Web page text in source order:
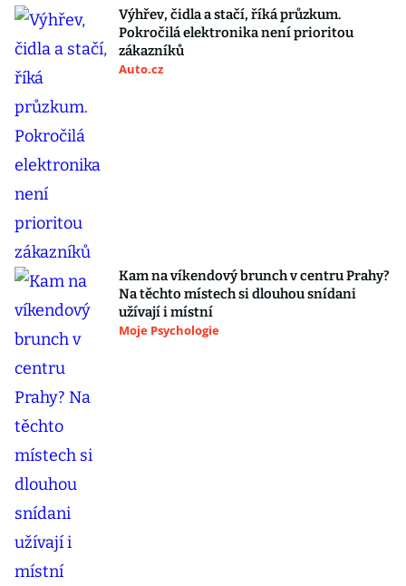
Výhřev, čidla a stačí, říká průzkum.
Pokročilá elektronika není prioritou
zákazníků
Auto.cz
Kam na víkendový brunch v centru Prahy?
Na těchto místech si dlouhou snídani
užívají i místní
Moje Psychologie